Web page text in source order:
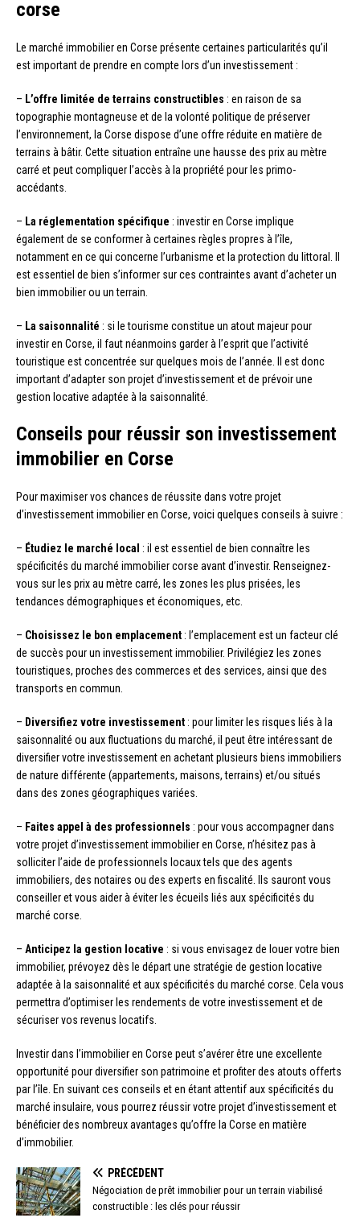
corse
Le marché immobilier en Corse présente certaines particularités qu’il
est important de prendre en compte lors d’un investissement :
– L’offre limitée de terrains constructibles : en raison de sa
topographie montagneuse et de la volonté politique de préserver
l’environnement, la Corse dispose d’une offre réduite en matière de
terrains à bâtir. Cette situation entraîne une hausse des prix au mètre
carré et peut compliquer l’accès à la propriété pour les primo-
accédants.
– La réglementation spécifique : investir en Corse implique
également de se conformer à certaines règles propres à l’île,
notamment en ce qui concerne l’urbanisme et la protection du littoral. Il
est essentiel de bien s’informer sur ces contraintes avant d’acheter un
bien immobilier ou un terrain.
– La saisonnalité : si le tourisme constitue un atout majeur pour
investir en Corse, il faut néanmoins garder à l’esprit que l’activité
touristique est concentrée sur quelques mois de l’année. Il est donc
important d’adapter son projet d’investissement et de prévoir une
gestion locative adaptée à la saisonnalité.
Conseils pour réussir son investissement
immobilier en Corse
Pour maximiser vos chances de réussite dans votre projet
d’investissement immobilier en Corse, voici quelques conseils à suivre :
– Étudiez le marché local : il est essentiel de bien connaître les
spécificités du marché immobilier corse avant d’investir. Renseignez-
vous sur les prix au mètre carré, les zones les plus prisées, les
tendances démographiques et économiques, etc.
– Choisissez le bon emplacement : l’emplacement est un facteur clé
de succès pour un investissement immobilier. Privilégiez les zones
touristiques, proches des commerces et des services, ainsi que des
transports en commun.
– Diversifiez votre investissement : pour limiter les risques liés à la
saisonnalité ou aux fluctuations du marché, il peut être intéressant de
diversifier votre investissement en achetant plusieurs biens immobiliers
de nature différente (appartements, maisons, terrains) et/ou situés
dans des zones géographiques variées.
– Faites appel à des professionnels : pour vous accompagner dans
votre projet d’investissement immobilier en Corse, n’hésitez pas à
solliciter l’aide de professionnels locaux tels que des agents
immobiliers, des notaires ou des experts en fiscalité. Ils sauront vous
conseiller et vous aider à éviter les écueils liés aux spécificités du
marché corse.
– Anticipez la gestion locative : si vous envisagez de louer votre bien
immobilier, prévoyez dès le départ une stratégie de gestion locative
adaptée à la saisonnalité et aux spécificités du marché corse. Cela vous
permettra d’optimiser les rendements de votre investissement et de
sécuriser vos revenus locatifs.
Investir dans l’immobilier en Corse peut s’avérer être une excellente
opportunité pour diversifier son patrimoine et profiter des atouts offerts
par l’île. En suivant ces conseils et en étant attentif aux spécificités du
marché insulaire, vous pourrez réussir votre projet d’investissement et
bénéficier des nombreux avantages qu’offre la Corse en matière
d’immobilier.
PRÉCÉDENT
Négociation de prêt immobilier pour un terrain viabilisé
constructible : les clés pour réussir